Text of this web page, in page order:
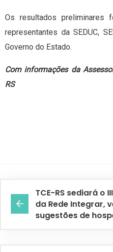
Os resultados preliminares
representantes da SEDUC,
Governo do Estado.
Com informações da
RS
TCE-RS sediará o
da Rede Integrar,
sugestões de